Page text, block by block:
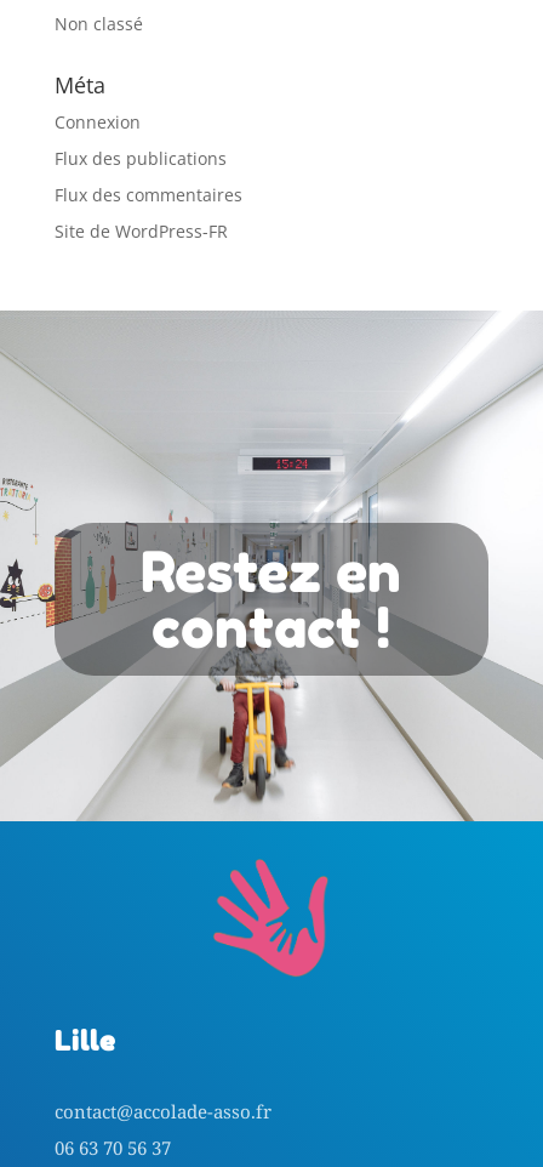
Non classé
Méta
Connexion
Flux des publications
Flux des commentaires
Site de WordPress-FR
Restez en
contact !
Lille
contact@accolade-asso.fr
06 63 70 56 37